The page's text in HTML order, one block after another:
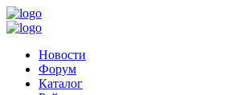
Новости
Форум
Каталог